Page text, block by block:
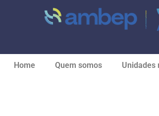
Home Quem somos Unidades